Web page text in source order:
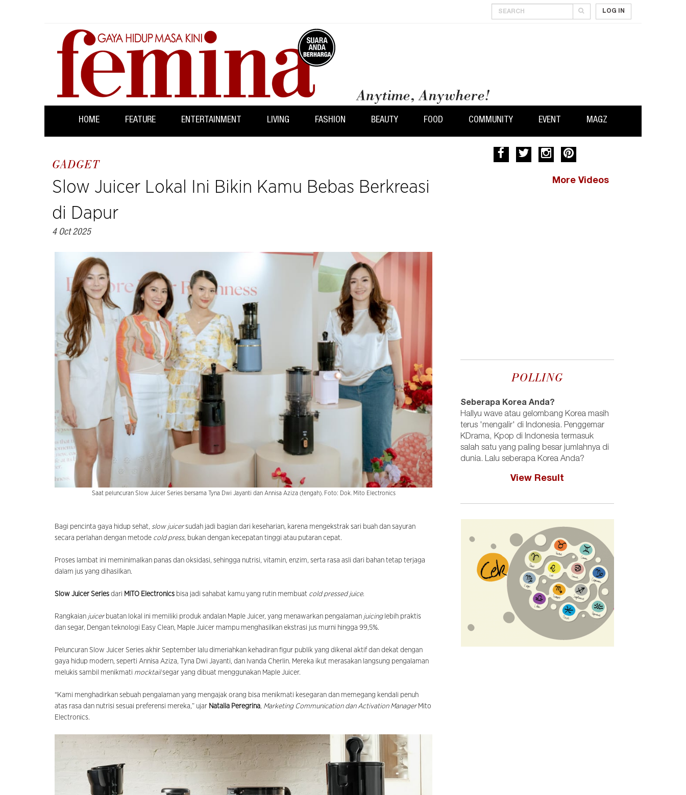
LOG IN
HOME FEATURE ENTERTAINMENT LIVING FASHION BEAUTY FOOD COMMUNITY EVENT MAGZ
GADGET
Slow Juicer Lokal Ini Bikin Kamu Bebas Berkreasi
di Dapur
4 Oct 2025
Saat peluncuran Slow Juicer Series bersama Tyna Dwi Jayanti dan Annisa Aziza (tengah). Foto: Dok. Mito Electronics
Bagi pencinta gaya hidup sehat, slow juicersudah jadi bagian dari keseharian, karena mengekstrak sari buah dan sayuran
secara perlahan dengan metode cold press, bukan dengan kecepatan tinggi atau putaran cepat.
Proses lambat ini meminimalkan panas dan oksidasi, sehingga nutrisi, vitamin, enzim, serta rasa asli dari bahan tetap terjaga
dalam jus yang dihasilkan.
Slow Juicer Series dari MITO Electronics bisa jadi sahabat kamu yang rutin membuat cold pressed juice.
Rangkaian juicer buatan lokal ini memiliki produk andalan Maple Juicer, yang menawarkan pengalaman juicing lebih praktis
dan segar, Dengan teknologi Easy Clean, Maple Juicer mampu menghasilkan ekstrasi jus murni hingga 99,5%.
Peluncuran Slow Juicer Series akhir September lalu dimeriahkan kehadiran figur publik yang dikenal aktif dan dekat dengan
gaya hidup modern, seperti Annisa Aziza, Tyna Dwi Jayanti, dan Ivanda Cherlin. Mereka ikut merasakan langsung pengalaman
melukis sambil menikmati mocktailsegar yang dibuat menggunakan Maple Juicer.
“Kami menghadirkan sebuah pengalaman yang mengajak orang bisa menikmati kesegaran dan memegang kendali penuh
atas rasa dan nutrisi sesuai preferensi mereka,” ujar Natalia Peregrina, Marketing Communication dan Activation ManagerMito
Electronics.
More Videos
POLLING
Seberapa Korea Anda?
Hallyu wave atau gelombang Korea masih
terus 'mengalir' di Indonesia. Penggemar
KDrama, Kpop di Indonesia termasuk
salah satu yang paling besar jumlahnya di
dunia. Lalu seberapa Korea Anda?
View Result